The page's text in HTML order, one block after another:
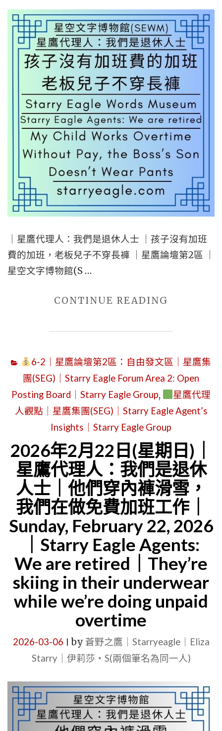
—
BIRD
MITES
THAT
CHOSE
THE
WRONG
HOST
｜
STARRY
EAGLE
FORUM
AREA
2
｜
SEWM
班，
每
個
月
可
以
產
生
112
萬
元
的
褲
金
｜
2
區
｜
STARRY
WE
ARE
RETIRED
｜
AI
100
UNPAID
CREATES
MILLION
OF
FUND”
EACH
MONTH
｜星鷹代理人：我們是退休人士 ｜孩子沒有加班
費的加班，老板兒子不穿長褲 ｜星鷹論壇第2區 ｜
星空文字博物館(S …
CONTINUE READING
代
人：
我
們
是
退
休
人
士
｜
孩
子
沒
有
加
班
費
班，
老
板
兒
子
6-2｜星鷹論壇第2區：自由發文區｜星鷹集
團(SEG)｜Starry Eagle Forum Area 2: Open
Posting Board｜Starry Eagle Group,
星鷹代理
人觀點｜星鷹集團(SEG)｜Starry Eagle Agent’s
Insights｜Starry Eagle Group
2026年2月22日(星期日)｜
星鷹代理人：我們是退休
人士｜他們穿內褲滑雪，
我們在做免費加班工作｜
Sunday, February 22, 2026
｜Starry Eagle Agents:
We are retired｜They’re
skiing in their underwear
while we’re doing unpaid
overtime
2026-03-06 by 蒼野之鷹｜Starryeagle｜Eliza
Starry｜伊莉莎・S(兩個筆名為同一人)